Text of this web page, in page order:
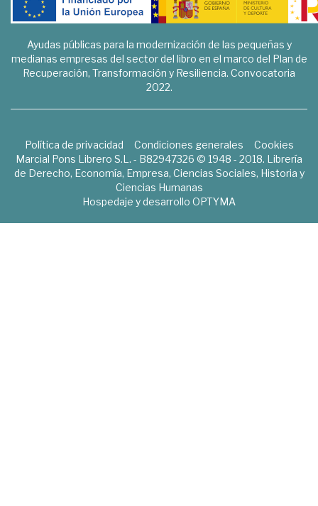
Ayudas públicas para la modernización de las pequeñas y
medianas empresas del sector del libro en el marco del Plan de
Recuperación, Transformación y Resiliencia. Convocatoria
2022.
Política de privacidad Condiciones generales
Cookies
Marcial Pons Librero S.L. - B82947326 © 1948 - 2018. Librería
de Derecho, Economía, Empresa, Ciencias Sociales, Historia y
Ciencias Humanas
Hospedaje y desarrollo OPTYMA